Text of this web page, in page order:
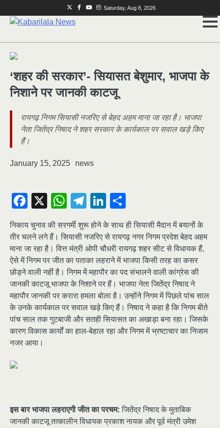
to
TwitterFacebook
YoutubeInstagram
Saturday, Aug 8, 2026
‘शहर की सरकार’- सियासत बेशुमार, भाजपा के
निशाने पर जानकी काटजू
रायगढ़ निगम सियासी नजरिए से बेहद अहम माना जा रहा है। भाजपा
नेता जितेंद्र निषाद ने शहर सरकार के कार्यकाल पर सवाल खड़े किए
हैं।
January 15, 2025 news
Facebook
X WhatsApp
Telegram
LinkedIn
निकाय चुनाव की सरगर्मी शुरू होने के साथ ही सियासी मैदान में बयानों के
तीर चलने लगे हैं। सियासी नजरिए से रायगढ़ नगर निगम प्रदेश बेहद अहम
माना जा रहा है। वित्त मंत्री ओपी चौधरी रायगढ़ शहर सीट से विधायक हैं,
ऐसे में निगम पर जीत का पताका लहराने में भाजपा किसी तरह का कसर
छोड़ने वाली नहीं है। निगम में महापौर का पद संभालने वाली कांग्रेस की
जानकी काटजू भाजपा के निशाने पर हैं। भाजपा नेता जितेंद्र निषाद ने
महापौर जानकी पर करारा हमला बोला है। उन्होंने निगम में पिछले पांच साल
के उनके कार्यकाल पर सवाल खड़े किए हैं। निषाद ने कहा है कि निगम बीते
पांच साल तक गुटबाजी और सतही सियासत का अखाड़ा बना रहा। जिसके
कारण विकास कार्यों का हाल-बेहाल रहा और निगम में भ्रष्टाचार का निजाम
नजर आया।
इस बार भाजपा लहराएगी जीत का परचम: जितेंद्र निषाद के मुताबिक
जानकी काटजू तत्कालीन विधायक प्रकाश नायक और पूर्व मंत्री उमेश